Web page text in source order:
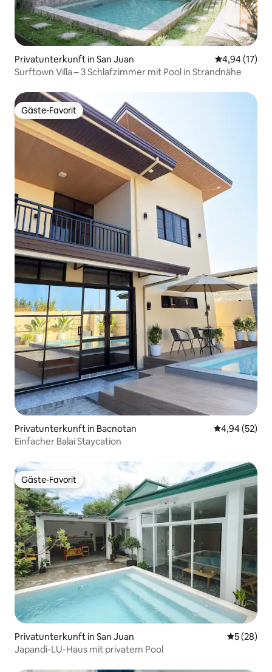
Privatunterkunft in San Juan
4,94 (17)
Surftown Villa – 3 Schlafzimmer mit Pool in Strandnähe
Gäste-Favorit
Gäste-Favorit
Privatunterkunft in Bacnotan
4,94 (52)
Einfacher Balai Staycation
Gäste-Favorit
Gäste-Favorit
Privatunterkunft in San Juan
5 (28)
Japandi-LU-Haus mit privatem Pool